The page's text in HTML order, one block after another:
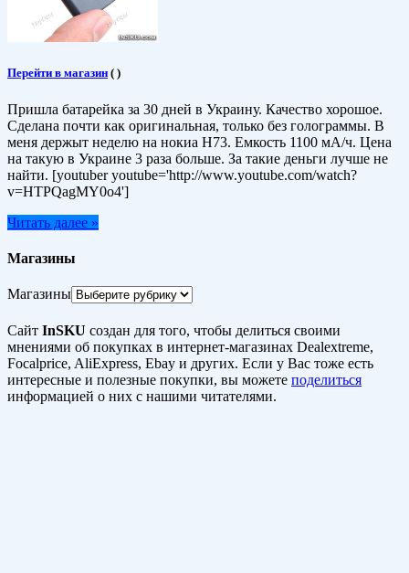
Перейти в магазин ( )
Пришла батарейка за 30 дней в Украину. Качество хорошое.
Сделана почти как оригинальная, только без голограммы. В
меня держыт неделю на нокиа Н73. Емкость 1100 мА/ч. Цена
на такую в Украине 3 раза больше. За такие деньги лучше не
найти. [youtuber youtube='http://www.youtube.com/watch?
v=HTPQagMY0o4']
Читать далее »
Магазины
Магазины
Сайт InSKU создан для того, чтобы делиться своими
мнениями об покупках в интернет-магазинах Dealextreme,
Focalprice, AliExpress, Ebay и других. Если у Вас тоже есть
интересные и полезные покупки, вы можете поделиться
информацией о них с нашими читателями.